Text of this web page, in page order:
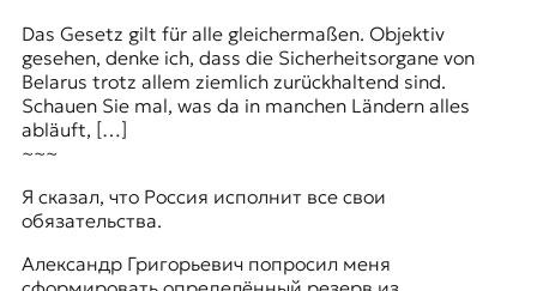
Das Gesetz gilt für alle gleichermaßen. Objektiv
gesehen, denke ich, dass die Sicherheitsorgane von
Belarus trotz allem ziemlich zurückhaltend sind.
Schauen Sie mal, was da in manchen Ländern alles
abläuft, […]
~~~
Я сказал, что Россия исполнит все свои
обязательства.
Александр Григорьевич попросил меня